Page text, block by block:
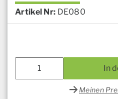
Artikel Nr: DE080
In
Meinen